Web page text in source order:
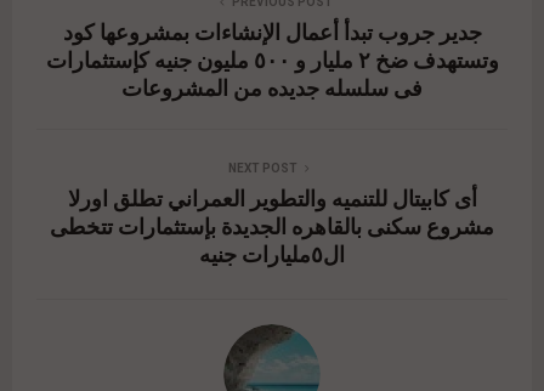
جدير جروب تبدأ أعمال الإنشاءات بمشروعها كود
وتستهدف ضخ ٢ مليار و ٥٠٠ مليون جنيه كإستثمارات
فى سلسله جديده من المشروعات
NEXT POST
أى كابيتال للتنميه والتطوير العمراني تطلق اورلا
مشروع سكنى بالقاهره الجديدة بإستثمارات تتخطى
ال٥مليارات جنيه